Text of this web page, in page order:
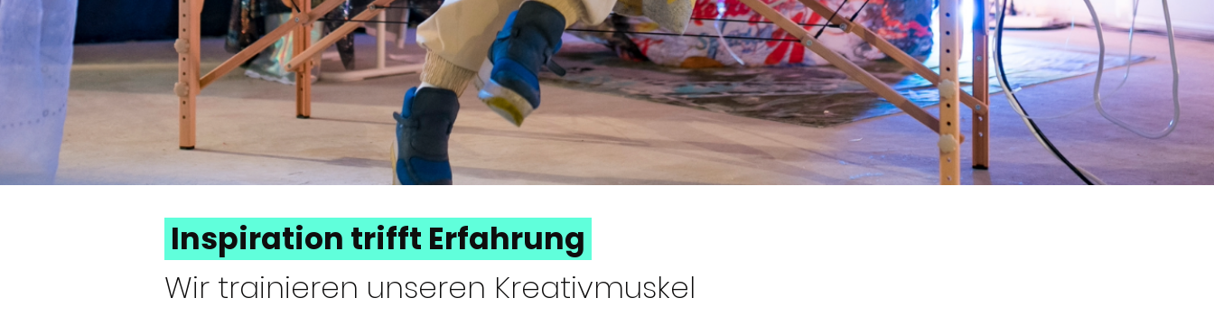
Inspiration trifft Erfahrung
Wir trainieren unseren Kreativmuskel